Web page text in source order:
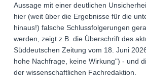
Aussage mit einer deutlichen
hier (weit über die Ergebnisse für die
hinaus!) falsche Schlussfolgerungen
werden, zeigt z.B. die Überschrift des
Süddeutschen Zeitung vom 18. Juni
hohe Nachfrage, keine Wirkung") - und
der wissenschaftlichen Fachredaktion.